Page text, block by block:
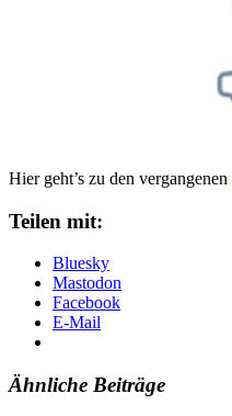
Hier geht’s zu den vergangenen
Teilen mit:
Bluesky
Mastodon
Facebook
E-Mail
Ähnliche Beiträge